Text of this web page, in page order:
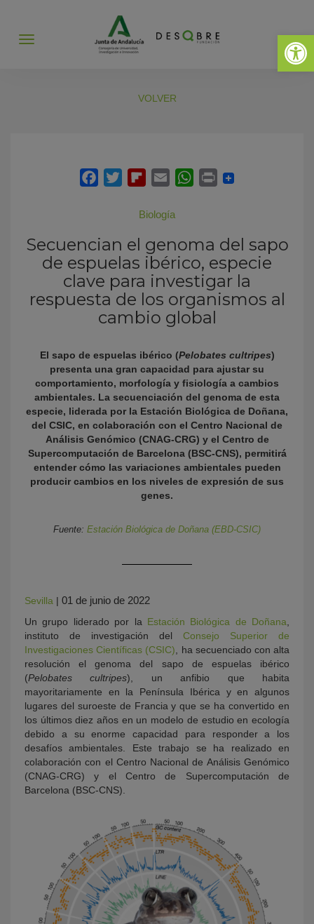
Abrir
Abrir
VOLVER
Biología
Secuencian el genoma del sapo
de espuelas ibérico, especie
clave para investigar la
respuesta de los organismos al
cambio global
El sapo de espuelas ibérico (Pelobates cultripes)
presenta una gran capacidad para ajustar su
comportamiento, morfología y fisiología a cambios
ambientales. La secuenciación del genoma de esta
especie, liderada por la Estación Biológica de Doñana,
del CSIC, en colaboración con el Centro Nacional de
Análisis Genómico (CNAG-CRG) y el Centro de
Supercomputación de Barcelona (BSC-CNS), permitirá
entender cómo las variaciones ambientales pueden
producir cambios en los niveles de expresión de sus
genes.
Fuente: Estación Biológica de Doñana (EBD-CSIC)
Sevilla | 01 de junio de 2022
Un grupo liderado por la Estación Biológica de Doñana
instituto de investigación del Consejo Superior de
Investigaciones Científicas (CSIC) , ha secuenciado con alta
resolución el genoma del sapo de espuelas ibérico
(Pelobates cultripes), un anfibio que habita
mayoritariamente en la Península Ibérica y en algunos
lugares del suroeste de Francia y que se ha convertido en
los últimos diez años en un modelo de estudio en ecología
debido a su enorme capacidad para responder a los
desafíos ambientales. Este trabajo se ha realizado en
colaboración con el Centro Nacional de Análisis Genómico
(CNAG-CRG) y el Centro de Supercomputación de
Barcelona (BSC-CNS).